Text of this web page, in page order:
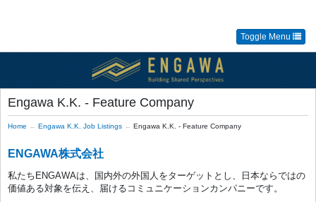
Toggle Menu
Engawa K.K. - Feature Company
Home Engawa K.K. Job Listings Engawa K.K. - Feature Company
ENGAWA株式会社
私たちENGAWAは、国内外の外国人をターゲットとし、日本ならではの
価値ある対象を伝え、届けるコミュニケーションカンパニーです。